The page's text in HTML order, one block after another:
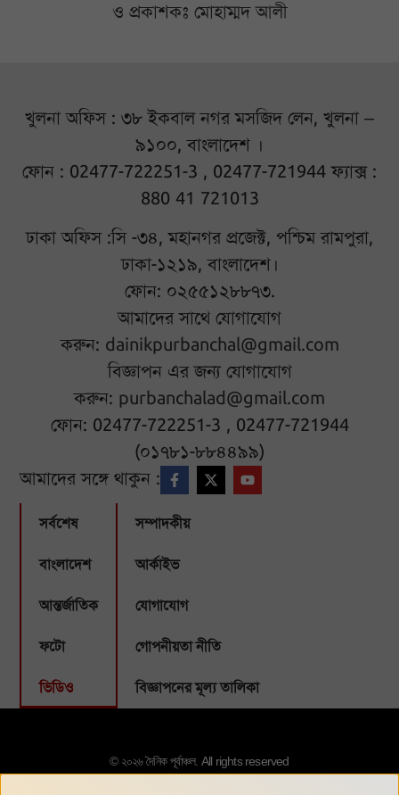
ও প্রকাশকঃ মোহাম্মদ আলী
খুলনা অফিস : ৩৮ ইকবাল নগর মসজিদ লেন, খুলনা –
৯১০০, বাংলাদেশ ।
ফোন : 02477-722251-3 , 02477-721944 ফ্যাক্স :
880 41 721013
ঢাকা অফিস :সি -৩৪, মহানগর প্রজেক্ট, পশ্চিম রামপুরা,
ঢাকা-১২১৯, বাংলাদেশ।
ফোন: ০২৫৫১২৮৮৭৩.
আমাদের সাথে যোগাযোগ
করুন: dainikpurbanchal@gmail.com
বিজ্ঞাপন এর জন্য যোগাযোগ
করুন: purbanchalad@gmail.com
ফোন: 02477-722251-3 , 02477-721944
(০১৭৮১-৮৮৪৪৯৯)
আমাদের সঙ্গে থাকুন :
সর্বশেষ
বাংলাদেশ
আন্তর্জাতিক
ফটো
ভিডিও
সম্পাদকীয়
আর্কাইভ
যোগাযোগ
গোপনীয়তা নীতি
বিজ্ঞাপনের মূল্য তালিকা
© ২০২৬ দৈনিক পূর্বাঞ্চল. All rights reserved